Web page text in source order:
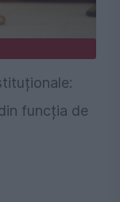
funcția de